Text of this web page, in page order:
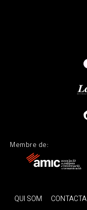
Membre de:
QUI SOM CONTACTA